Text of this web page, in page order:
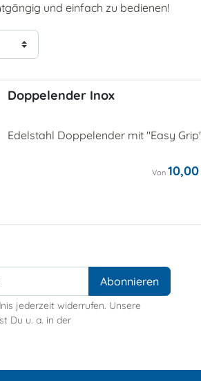
und einfach zu bedienen!
Doppelender Inox
Edelstahl Doppelender mit "Easy
Von
jederzeit widerrufen. Unsere
Du u. a. in der